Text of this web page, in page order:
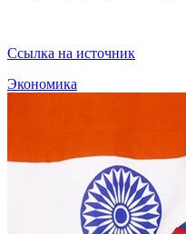
Ссылка на источник
Экономика